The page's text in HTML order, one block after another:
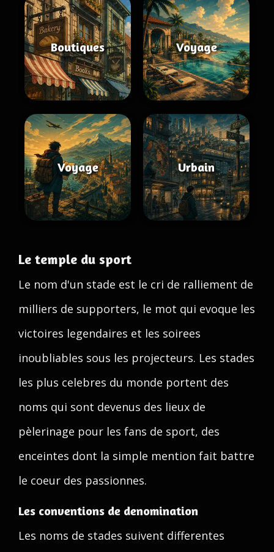
Boutiques Voyage
Voyage Urbain
Le temple du sport
Le nom d'un stade est le cri de ralliement de
milliers de supporters, le mot qui evoque les
victoires legendaires et les soirees
inoubliables sous les projecteurs. Les stades
les plus celebres du monde portent des
noms qui sont devenus des lieux de
pèlerinage pour les fans de sport, des
enceintes dont la simple mention fait battre
le coeur des passionnes.
Les conventions de denomination
Les noms de stades suivent differentes